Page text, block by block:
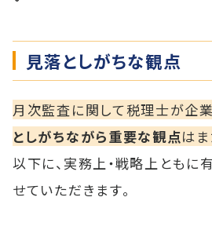
見落としがちな観点
月次監査に関して税理士が企業
としがちながら重要な観点は
以下に、実務上・戦略上ともに
せていただきます。